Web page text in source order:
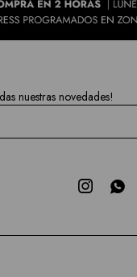
nuestras novedades!
 